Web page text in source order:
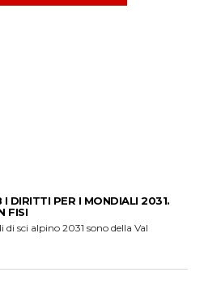
I DIRITTI PER I MONDIALI 2031.
FISI
sci alpino 2031 sono della Val